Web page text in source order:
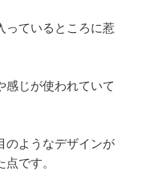
っているところに惹
感じが使われていて
のようなデザインが
です。